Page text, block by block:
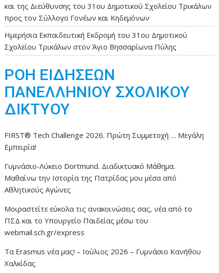
και της Διεύθυνσης του 31ου Δημοτικού Σχολείου Τρικάλων
προς τον Σύλλογο Γονέων και Κηδεμόνων
Ημερήσια Εκπαιδευτική Εκδρομή του 31ου Δημοτικού
Σχολείου Τρικάλων στον Άγιο Βησσαρίωνα Πύλης
ΡΟΗ ΕΙΔΗΣΕΩΝ
ΠΑΝΕΛΛΗΝΙΟΥ ΣΧΟΛΙΚΟΥ
ΔΙΚΤΥΟΥ
FIRST® Tech Challenge 2026. Πρώτη Συμμετοχή … Μεγάλη
Εμπειρία!
Γυμνάσιο-Λύκειο Dortmund. Διαδικτυακό Μάθημα.
Μαθαίνω την Ιστορία της Πατρίδας μου μέσα από
Αθλητικούς Αγώνες
Μοιραστείτε εύκολα τις ανακοινώσεις σας, νέα από το
ΠΣΔ και το Υπουργείο Παιδείας μέσω του
webmail.sch.gr/express
Τα Erasmus νέα μας! – Ιούλιος 2026 – Γυμνάσιο Κανήθου
Χαλκίδας